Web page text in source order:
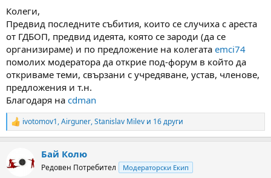
м
а
т
а
а
Колеги,
Предвид последните събития, които се случиха с ареста
от ГДБОП, предвид идеята, която се зароди (да се
организираме) и по предложение на колегата emci74
помолих модератора да открие под-форум в който да
откриваме теми, свързани с учредяване, устав, членове,
предложения и т.н.
Благодаря на cdman
R
e
t
ivotomov1,Airguner,Stanislav Milev и 16 други
Бай Колю
Редовен Потребител Модераторски Екип